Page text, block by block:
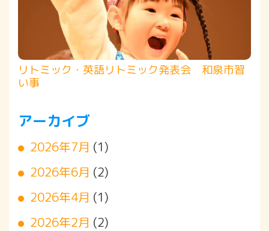
リトミック・英語リトミック発表会 和泉市習
い事
アーカイブ
2026年7月 (1)
2026年6月 (2)
2026年4月 (1)
2026年2月 (2)